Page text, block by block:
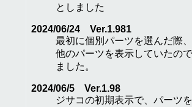
としました
2024/06/24 Ver.1.981
最初に個別パーツを選んだ際
他のパーツを表示していたの
ました。
2024/06/5 Ver.1.98
ジサコの初期表示で、パーツ